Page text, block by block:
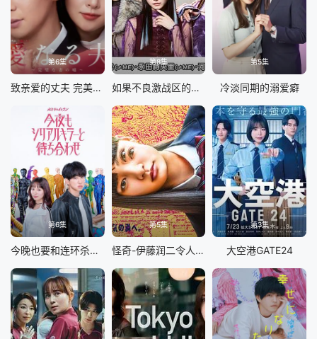
第6集
致亲爱的丈夫 完美妻子的谎言
第8集
如果不良激战区的四天王转生成了偶像团体
第5集
冷淡同期的溺爱癖
第6集
今晚也要和连环杀手约会
第5集
怪奇-伊藤润二令人彻夜难眠的奇异故事
第3集
大空港GATE24